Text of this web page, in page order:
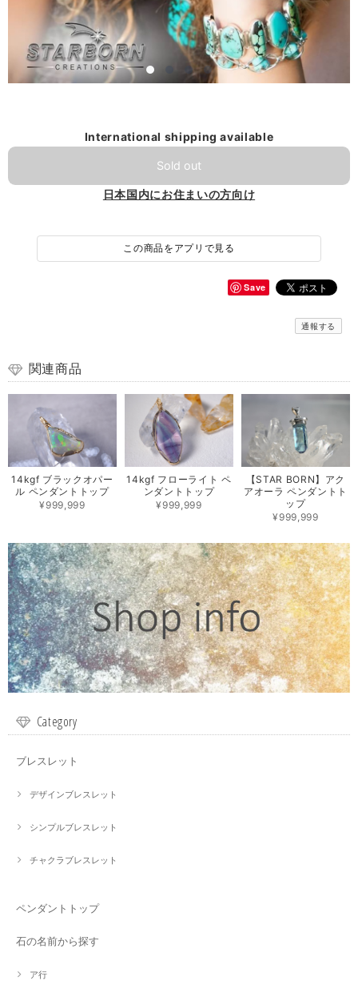
International shipping available
Sold out
日本国内にお住まいの方向け
この商品をアプリで見る
Save
通報する
関連商品
14kgf ブラックオパー
ル ペンダントトップ
¥999,999
14kgf フローライト ペ
ンダントトップ
¥999,999
【STAR BORN】アク
アオーラ ペンダントト
ップ
¥999,999
Category
ブレスレット
デザインブレスレット
シンプルブレスレット
チャクラブレスレット
ペンダントトップ
石の名前から探す
ア行